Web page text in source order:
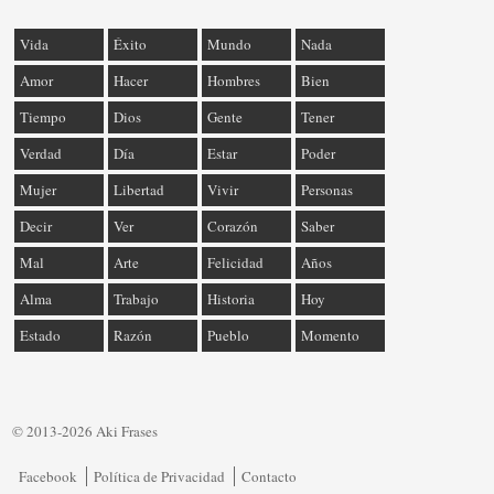
Vida Éxito Mundo
Nada
Amor
Hacer Hombres
Bien
Tiempo
Dios Gente
Tener
Verdad
Día Estar
Poder
Mujer
Libertad Vivir
Personas
Decir
Ver Corazón
Saber
Mal
Arte Felicidad
Años
Alma
Trabajo Historia
Hoy
Estado
Razón Pueblo Momento
© 2013-2026 Aki Frases
Facebook Política de Privacidad Contacto